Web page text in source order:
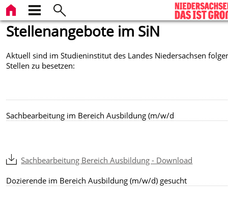
Stellenangebote im SiN
Aktuell sind im Studieninstitut des Landes Niedersachsen
Stellen zu besetzen:
Sachbearbeitung im Bereich Ausbildung (m/w/d
Sachbearbeitung Bereich Ausbildung - Download
Dozierende im Bereich Ausbildung (m/w/d) gesucht